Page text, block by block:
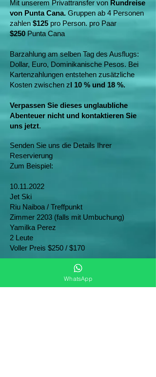
Mit unserem Privattransfer von Rundreise
von Punta Cana. Gruppen ab 4 Personen
zahlen $125 pro Person. pro Paar
$250 Punta Cana
Barzahlung am selben Tag des Ausflugs:
Dollar, Euro, Dominikanische Pesos. Bei
Kartenzahlungen entstehen zusätzliche
Kosten zwischen zl 10 % und 18 %.
Verpassen Sie dieses unglaubliche
Abenteuer nicht und kontaktieren Sie
uns jetzt.
Senden Sie uns die Details Ihrer
Reservierung
Zum Beispiel:
10.11.2022
Jet Ski
Riu Naiboa / Treffpunkt
Zimmer 2203 (falls mit Umbuchung)
Yamilka Perez
2 Leute
Voller Preis $250 / $170
Reservieren Sie ohne Vorauszahlung
+1 (829) 633-8984
WhatsApp